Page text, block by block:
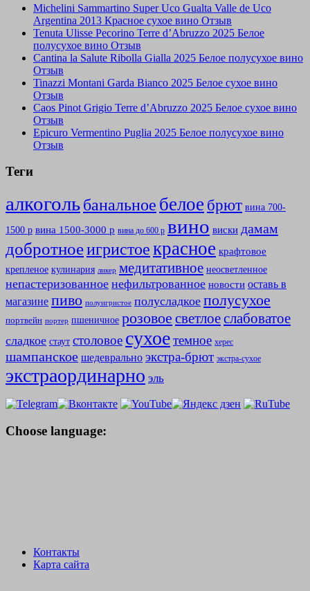
Michelini Sammartino Super Uco Gualta Valle de Uco
Argentina 2013 Красное сухое вино Отзыв
Tenuta Ulisse Pecorino Terre d’Abruzzo 2025 Белое
полусухое вино Отзыв
Cantina la Salute Ribolla Gialla 2025 Белое полусухое вино
Отзыв
Tinazzi Montani Garda Bianco 2025 Белое сухое вино
Отзыв
Caos Pinot Grigio Terre d’Abruzzo 2025 Белое сухое вино
Отзыв
Epicuro Vermentino Puglia 2025 Белое полусухое вино
Отзыв
Теги
алкогольбанальное белое брют вина 700-
1500 р вина 1500-3000 р вина до 600 р вино виски дамам
добротноеигристоекрасное крафтовое
крепленое кулинария ликер медитативное неосветленное
непастеризованное нефильтрованное новости оставь в
магазине пиво полуигристое полусладкое полусухое
портвейн портер пшеничное розовое светлоеслабоватое
сладкое стаут столовое сухоетемное херес
шампанское шедеврально экстра-брют экстра-сухое
экстраординарно эль
Choose language:
Контакты
Карта сайта